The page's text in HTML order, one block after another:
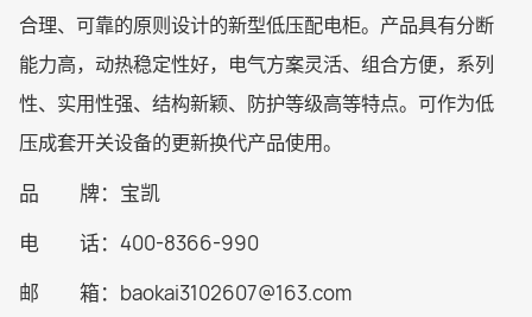
合理、可靠的原则设计的新型低压配电柜。产品具有分断
能力高，动热稳定性好，电气方案灵活、组合方便，系列
性、实用性强、结构新颖、防护等级高等特点。可作为低
压成套开关设备的更新换代产品使用。
品 牌：宝凯
电 话：400-8366-990
邮 箱：baokai3102607@163.com